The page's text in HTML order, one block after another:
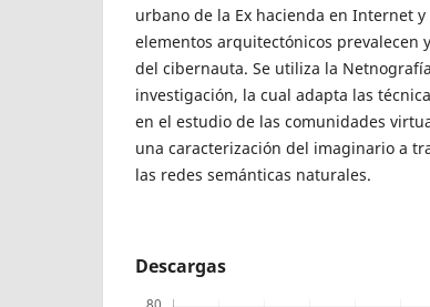
urbano de la Ex hacienda en Internet
elementos arquitectónicos prevalecen
del cibernauta. Se utiliza la
investigación, la cual adapta las
en el estudio de las comunidades
una caracterización del imaginario a
las redes semánticas naturales.
Descargas